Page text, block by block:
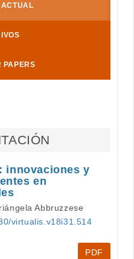
ACTUAL
PAPERS
innovaciones y
en
Abbruzzese
virtualis.v18i31.514
PDF